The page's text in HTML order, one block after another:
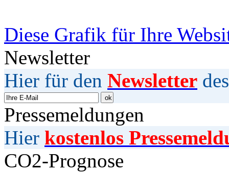
Diese Grafik für Ihre
Newsletter
Hier für den Newsletter
Pressemeldungen
Hier kostenlos
CO2-Prognose